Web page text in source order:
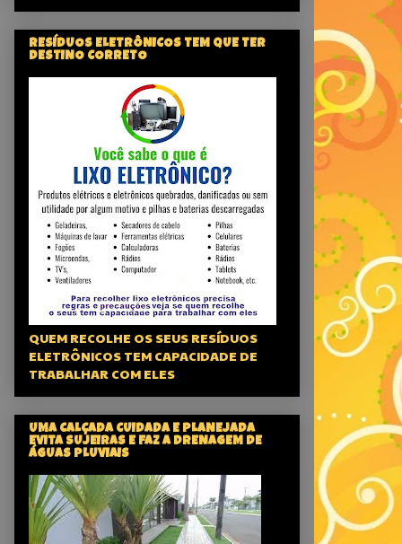
RESÍDUOS ELETRÔNICOS TEM QUE TER
DESTINO CORRETO
QUEM RECOLHE OS SEUS RESÍDUOS
ELETRÔNICOS TEM CAPACIDADE DE
TRABALHAR COM ELES
UMA CALÇADA CUIDADA E PLANEJADA
EVITA SUJEIRAS E FAZ A DRENAGEM DE
ÁGUAS PLUVIAIS